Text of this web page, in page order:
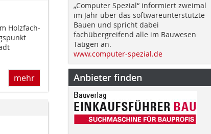
Holz­fach­
mehr
„Computer Spezial“ informiert zweimal
im Jahr über das softwareunterstützte
Bauen und spricht dabei
fachübergreifend alle im Bauwesen
Tätigen an.
www.computer-spezial.de
Anbieter finden